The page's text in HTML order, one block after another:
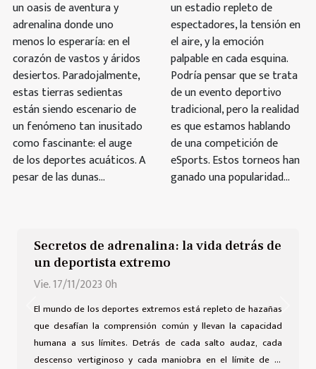
un oasis de aventura y
adrenalina donde uno
menos lo esperaría: en el
corazón de vastos y áridos
desiertos. Paradojalmente,
estas tierras sedientas
están siendo escenario de
un fenómeno tan inusitado
como fascinante: el auge
de los deportes acuáticos. A
pesar de las dunas...
un estadio repleto de
espectadores, la tensión en
el aire, y la emoción
palpable en cada esquina.
Podría pensar que se trata
de un evento deportivo
tradicional, pero la realidad
es que estamos hablando
de una competición de
eSports. Estos torneos han
ganado una popularidad...
Secretos de adrenalina: la vida detrás de
un deportista extremo
Vie. 17/11/2023 0h
El mundo de los deportes extremos está repleto de hazañas
que desafían la comprensión común y llevan la capacidad
humana a sus límites. Detrás de cada salto audaz, cada
descenso vertiginoso y cada maniobra en el límite de lo
Previous